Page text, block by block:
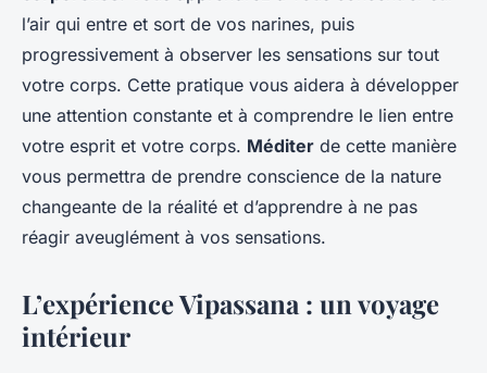
l’air qui entre et sort de vos narines, puis
progressivement à observer les sensations sur tout
votre corps. Cette pratique vous aidera à développer
une attention constante et à comprendre le lien entre
votre esprit et votre corps. Méditer de cette manière
vous permettra de prendre conscience de la nature
changeante de la réalité et d’apprendre à ne pas
réagir aveuglément à vos sensations.
L’expérience Vipassana : un voyage
intérieur